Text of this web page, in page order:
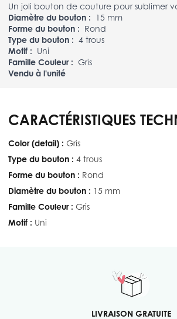
Un joli bouton de couture pour sublimer
Diamètre du bouton :
15 mm
Forme du bouton : Rond
Type du bouton : 4 trous
Motif : Uni
Famille Couleur : Gris
Vendu à l'unité
CARACTÉRISTIQUES
Color (detail) : Gris
Type du bouton : 4 trous
Forme du bouton : Rond
Diamètre du bouton : 15 mm
Famille Couleur : Gris
Motif : Uni
LIVRAISON GRATUITE